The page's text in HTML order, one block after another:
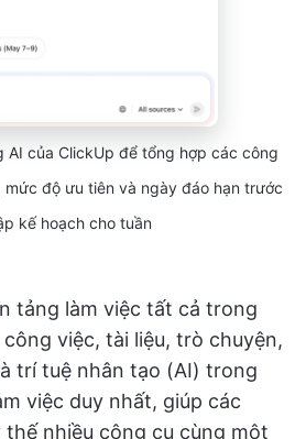
AI của ClickUp để tổng hợp các công
độ ưu tiên và ngày đáo hạn trước
kế hoạch cho tuần
tảng làm việc tất cả trong
việc, tài liệu, trò chuyện,
trí tuệ nhân tạo (AI) trong
việc duy nhất, giúp các
nhiều công cụ cùng một